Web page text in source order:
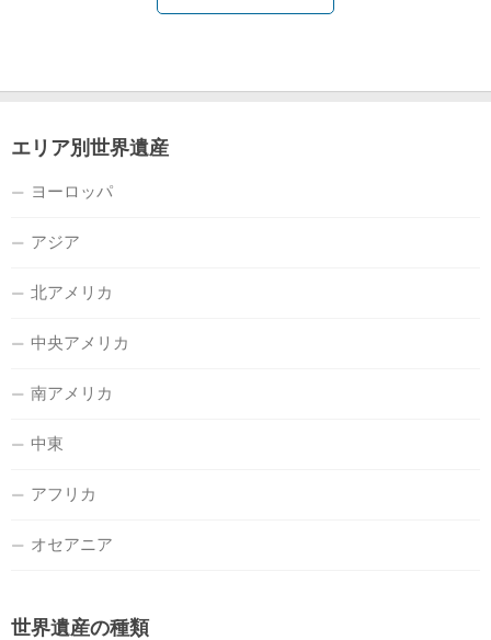
エリア別世界遺産
ヨーロッパ
アジア
北アメリカ
中央アメリカ
南アメリカ
中東
アフリカ
オセアニア
世界遺産の種類